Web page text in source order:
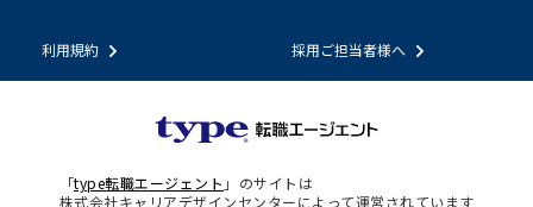
利用規約 採用ご担当者様へ
「type転職エージェント 」のサイトは
株式会社キャリアデザインセンターによって運営されています